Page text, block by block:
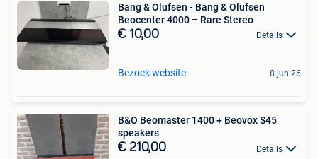
Bang & Olufsen - Bang & Olufsen
Beocenter 4000 – Rare Stereo
€ 10,00 Details
Bezoek website 8 jun 26
B&O Beomaster 1400 + Beovox S45
speakers
€ 210,00 Details